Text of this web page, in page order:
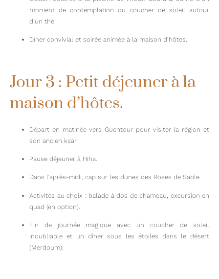
moment de contemplation du coucher de soleil autour
d’un thé.
Dîner convivial et soirée animée à la maison d’hôtes.
Jour 3 : Petit déjeuner à la
maison d’hôtes.
Départ en matinée vers Guentour pour visiter la région et
son ancien ksar.
Pause déjeuner à Hiha.
Dans l’après-midi, cap sur les dunes des Roses de Sable.
Activités au choix : balade à dos de chameau, excursion en
quad (en option).
Fin de journée magique avec un coucher de soleil
inoubliable et un dîner sous les étoiles dans le désert
(Merdoum).